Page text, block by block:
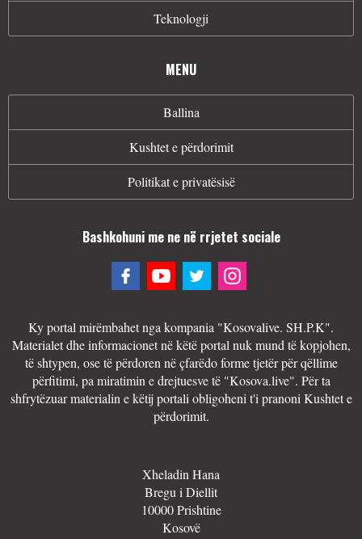
Teknologji
MENU
Ballina
Kushtet e përdorimit
Politikat e privatësisë
Bashkohuni me ne në rrjetet sociale
Ky portal mirëmbahet nga kompania "Kosovalive. SH.P.K".
Materialet dhe informacionet në këtë portal nuk mund të kopjohen,
të shtypen, ose të përdoren në çfarëdo forme tjetër për qëllime
përfitimi, pa miratimin e drejtuesve të "Kosova.live". Për ta
shfrytëzuar materialin e këtij portali obligoheni t'i pranoni Kushtet e
përdorimit.
Xheladin Hana
Bregu i Diellit
10000 Prishtine
Kosovë